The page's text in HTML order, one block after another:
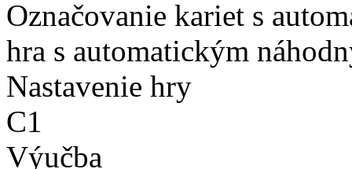
Označovanie kariet s
hra s automatickým
Nastavenie hry
C1
Výučba